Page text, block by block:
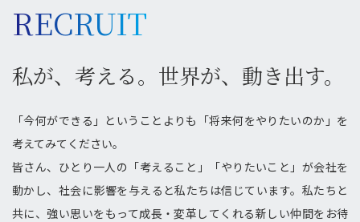
RECRUIT
私が、考える。世界が、動き出す。
「今何ができる」ということよりも「将来何をやりたいのか」を
考えてみてください。
皆さん、ひとり一人の「考えること」「やりたいこと」が会社を
動かし、社会に影響を与えると私たちは信じています。私たちと
共に、強い思いをもって成長・変革してくれる新しい仲間をお待